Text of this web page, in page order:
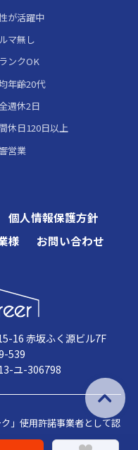
が活躍中
マ無し
ンクOK
年齢20代
週休2日
休日120日以上
営業
個人情報保護方針
様 お問い合わせ
16 赤坂ふく源ビル7F
539
ユ-306798
」使用許諾事業者として認